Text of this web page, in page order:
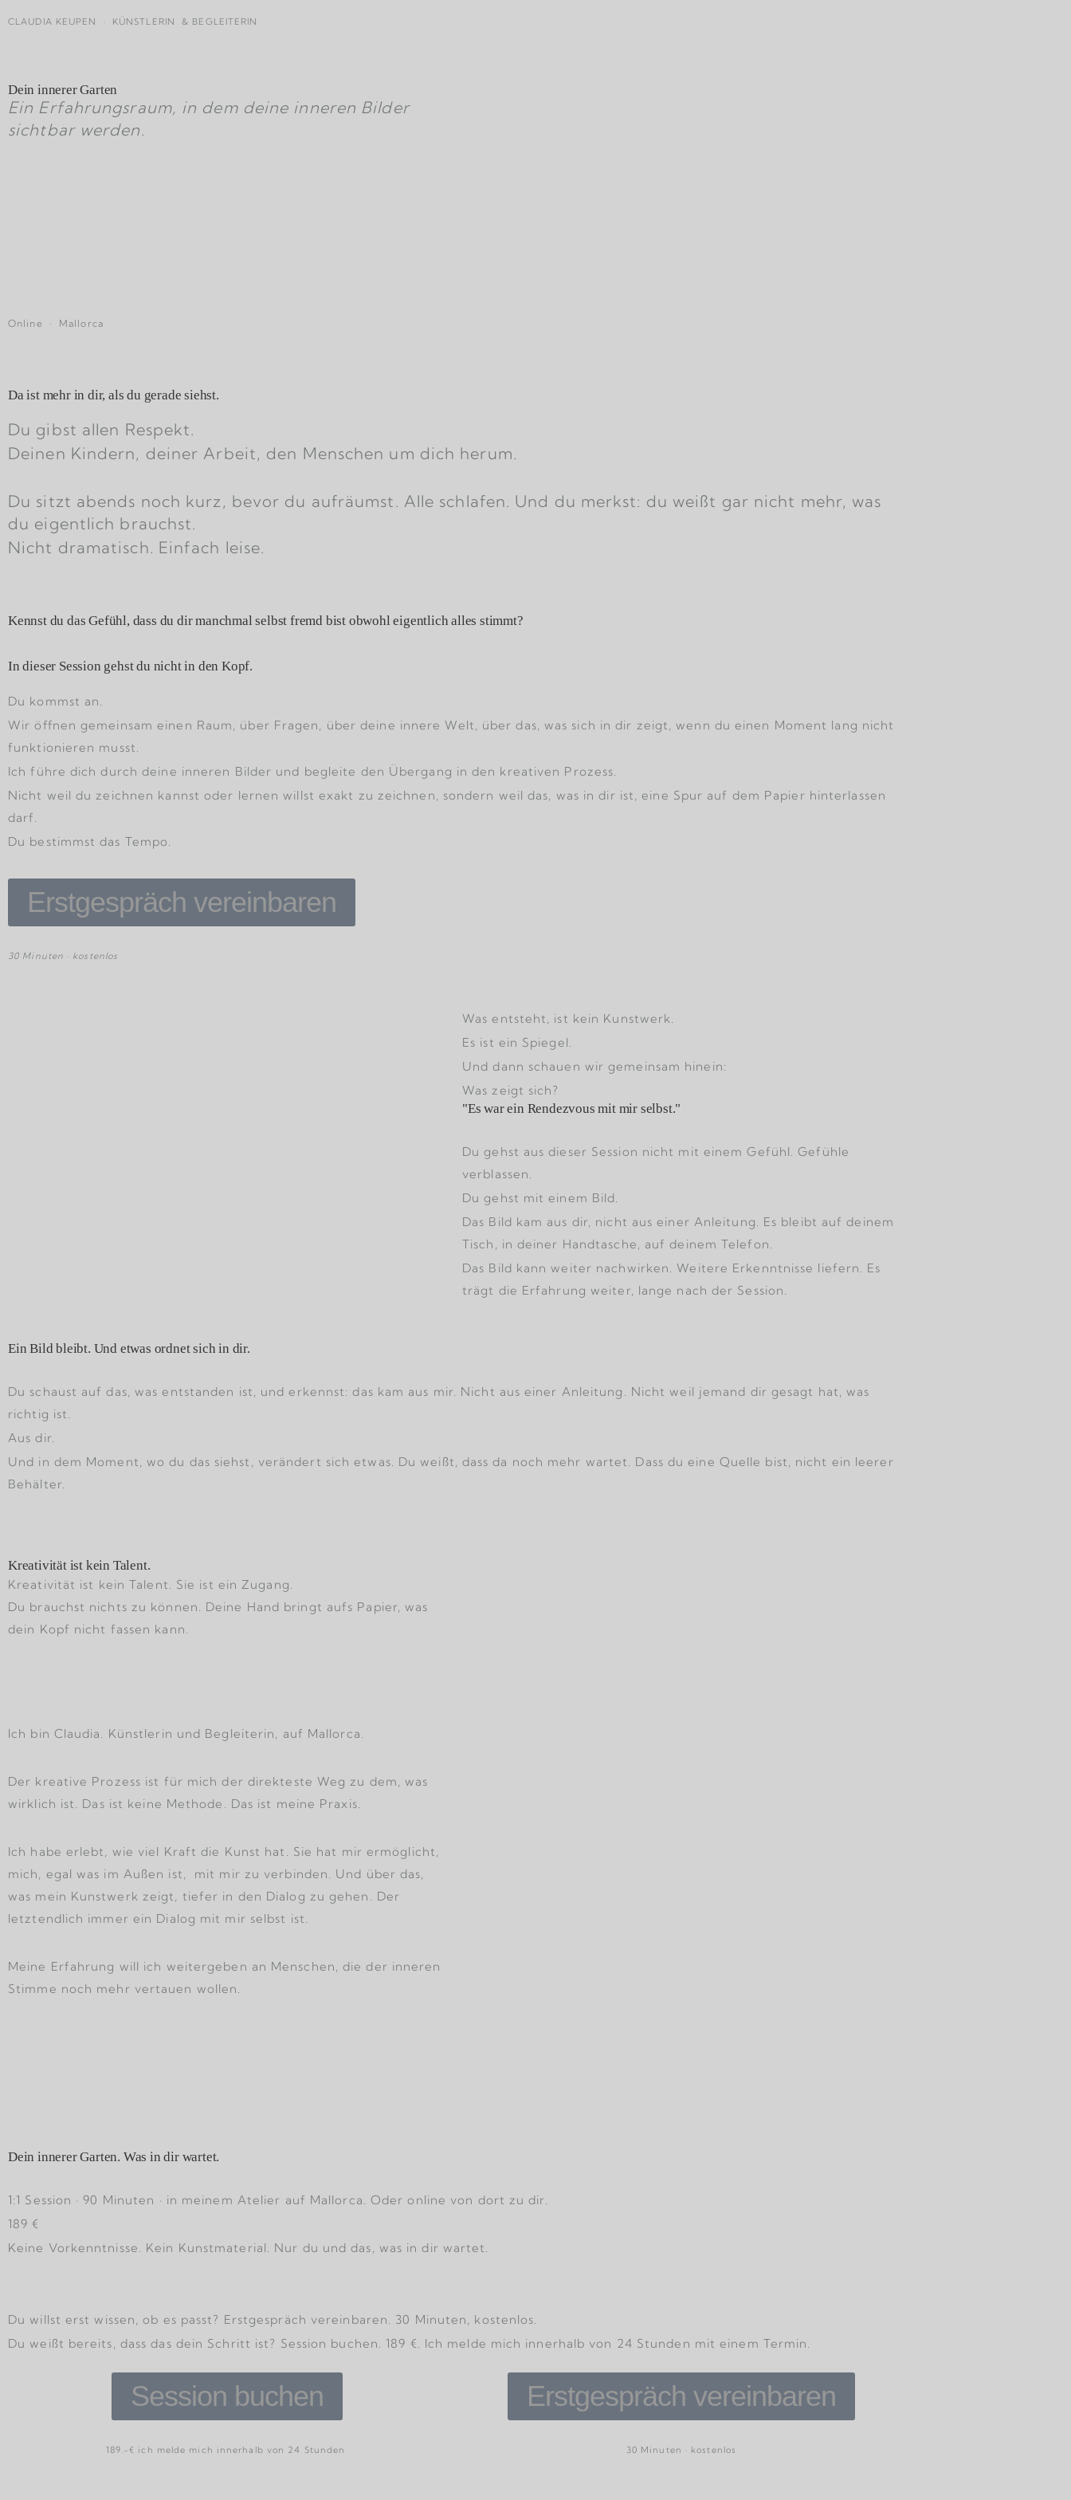
CLAUDIA KEUPEN · KÜNSTLERIN & BEGLEITERIN
Dein innerer Garten
Ein Erfahrungsraum, in dem deine inneren Bilder
sichtbar werden.
Online · Mallorca
Da ist mehr in dir, als du gerade siehst.
Du gibst allen Respekt.
Deinen Kindern, deiner Arbeit, den Menschen um dich herum.
Du sitzt abends noch kurz, bevor du aufräumst. Alle schlafen. Und du merkst: du weißt gar nicht mehr, was
du eigentlich brauchst.
Nicht dramatisch. Einfach leise.
Kennst du das Gefühl, dass du dir manchmal selbst fremd bist obwohl eigentlich alles stimmt?
In dieser Session gehst du nicht in den Kopf.
Du kommst an.
Wir öffnen gemeinsam einen Raum, über Fragen, über deine innere Welt, über das, was sich in dir zeigt, wenn du einen Moment lang nicht
funktionieren musst.
Ich führe dich durch deine inneren Bilder und begleite den Übergang in den kreativen Prozess.
Nicht weil du zeichnen kannst oder lernen willst exakt zu zeichnen, sondern weil das, was in dir ist, eine Spur auf dem Papier hinterlassen
darf.
Du bestimmst das Tempo.
Erstgespräch vereinbaren
30 Minuten · kostenlos
Was entsteht, ist kein Kunstwerk.
Es ist ein Spiegel.
Und dann schauen wir gemeinsam hinein:
Was zeigt sich?
"Es war ein Rendezvous mit mir selbst."
Du gehst aus dieser Session nicht mit einem Gefühl. Gefühle
verblassen.
Du gehst mit einem Bild.
Das Bild kam aus dir, nicht aus einer Anleitung. Es bleibt auf deinem
Tisch, in deiner Handtasche, auf deinem Telefon.
Das Bild kann weiter nachwirken. Weitere Erkenntnisse liefern. Es
trägt die Erfahrung weiter, lange nach der Session.
Ein Bild bleibt. Und etwas ordnet sich in dir.
Du schaust auf das, was entstanden ist, und erkennst: das kam aus mir. Nicht aus einer Anleitung. Nicht weil jemand dir gesagt hat, was
richtig ist.
Aus dir.
Und in dem Moment, wo du das siehst, verändert sich etwas. Du weißt, dass da noch mehr wartet. Dass du eine Quelle bist, nicht ein leerer
Behälter.
Kreativität ist kein Talent.
Kreativität ist kein Talent. Sie ist ein Zugang.
Du brauchst nichts zu können. Deine Hand bringt aufs Papier, was
dein Kopf nicht fassen kann.
Ich bin Claudia. Künstlerin und Begleiterin, auf Mallorca.
Der kreative Prozess ist für mich der direkteste Weg zu dem, was
wirklich ist. Das ist keine Methode. Das ist meine Praxis.
Ich habe erlebt, wie viel Kraft die Kunst hat. Sie hat mir ermöglicht,
mich, egal was im Außen ist, mit mir zu verbinden. Und über das,
was mein Kunstwerk zeigt, tiefer in den Dialog zu gehen. Der
letztendlich immer ein Dialog mit mir selbst ist.
Meine Erfahrung will ich weitergeben an Menschen, die der inneren
Stimme noch mehr vertauen wollen.
Dein innerer Garten. Was in dir wartet.
1:1 Session · 90 Minuten · in meinem Atelier auf Mallorca. Oder online von dort zu dir.
189 €
Keine Vorkenntnisse. Kein Kunstmaterial. Nur du und das, was in dir wartet.
Du willst erst wissen, ob es passt? Erstgespräch vereinbaren. 30 Minuten, kostenlos.
Du weißt bereits, dass das dein Schritt ist? Session buchen. 189 €. Ich melde mich innerhalb von 24 Stunden mit einem Termin.
Session buchen
189.-€ ich melde mich innerhalb von 24 Stunden
Erstgespräch vereinbaren
30 Minuten · kostenlos